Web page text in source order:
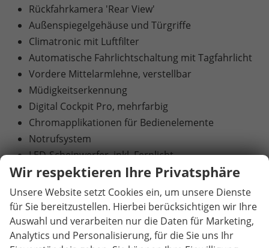
Rückfahrkamera 'Rear View'
Außenspiegelgehäuse und Türgriffe
Climatronic mit Luftfilter
Automatische Fahrlichtschaltung mit Tagfahrlicht
Vordere Mittelarmlehne, verstellbar
Müdigkeitserkennung
Digital Cockpit Pro, mehrfarbig
Chromapplikationen für Bedienelemente
Notrufsystem
LED-Scheinwerfer, inkl. Fernlicht
Elektromechanische Parkbremse
Front Assist und City Notbremsfunktion
Front Cross Traffic Assist
Ambientebeleuchtung 10 Farben
Dekoreinlagen 'Nature Cross'
Wir respektieren Ihre Privatsphäre
Unsere Website setzt Cookies ein, um unsere Dienste
für Sie bereitzustellen. Hierbei berücksichtigen wir Ihre
Auswahl und verarbeiten nur die Daten für Marketing,
Analytics und Personalisierung, für die Sie uns Ihr